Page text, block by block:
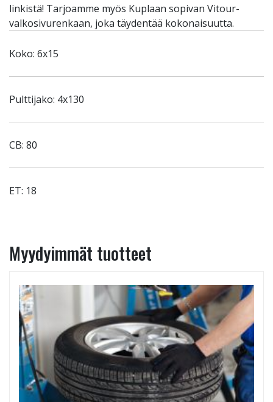
linkistä! Tarjoamme myös Kuplaan sopivan Vitour-
valkosivurenkaan, joka täydentää kokonaisuutta.
Koko: 6x15
Pulttijako: 4x130
CB: 80
ET: 18
Myydyimmät tuotteet